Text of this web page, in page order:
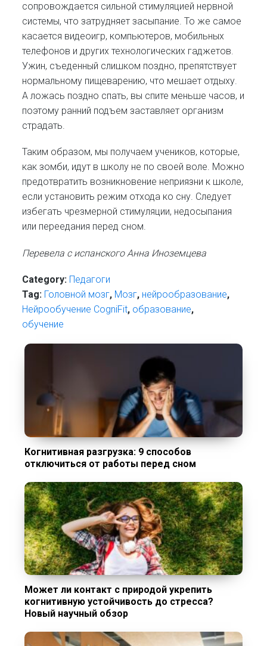
сопровождается сильной стимуляцией нервной
системы, что затрудняет засыпание. То же самое
касается видеоигр, компьютеров, мобильных
телефонов и других технологических гаджетов.
Ужин, съеденный слишком поздно, препятствует
нормальному пищеварению, что мешает отдыху.
А ложась поздно спать, вы спите меньше часов, и
поэтому ранний подъем заставляет организм
страдать.
Таким образом, мы получаем учеников, которые,
как зомби, идут в школу не по своей воле. Можно
предотвратить возникновение неприязни к школе,
если установить режим отхода ко сну. Следует
избегать чрезмерной стимуляции, недосыпания
или переедания перед сном.
Перевела с испанского Анна Иноземцева
Category: Педагоги
Tag: Головной мозг, Мозг, нейрообразование,
Нейрообучение CogniFit, образование,
обучение
Когнитивная разгрузка: 9 способов
отключиться от работы перед сном
Может ли контакт с природой укрепить
когнитивную устойчивость до стресса?
Новый научный обзор